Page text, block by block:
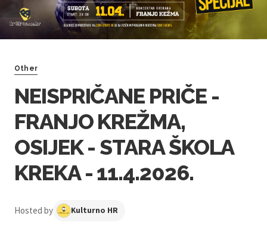
Other
NEISPRIČANE PRIČE -
FRANJO KREŽMA,
OSIJEK - STARA ŠKOLA
KREKA - 11.4.2026.
Hosted by Kulturno HR